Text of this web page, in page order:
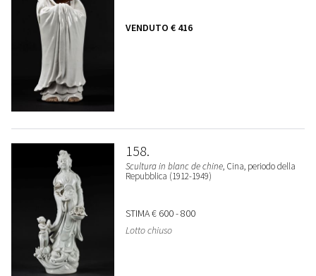
VENDUTO € 416
158
Scultura in blanc de chine, Cina, periodo della
Repubblica (1912-1949)
STIMA€ 600 - 800
Lotto chiuso